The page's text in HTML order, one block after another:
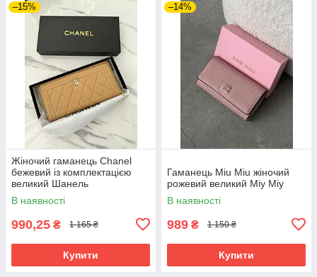
–15%
Жіночий гаманець Chanel
бежевий із комплектацією
великий Шанель
В наявності
990,25 ₴ 1 165 ₴
Купити
–14%
Гаманець Miu Miu жіночий
рожевий великий Міу Міу
В наявності
989 ₴ 1 150 ₴
Купити